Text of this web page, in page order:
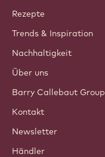
Callebaut
Rezepte
Trends & Inspiration
Nachhaltigkeit
Über uns
Barry Callebaut Group
Kontakt
Newsletter
Händler